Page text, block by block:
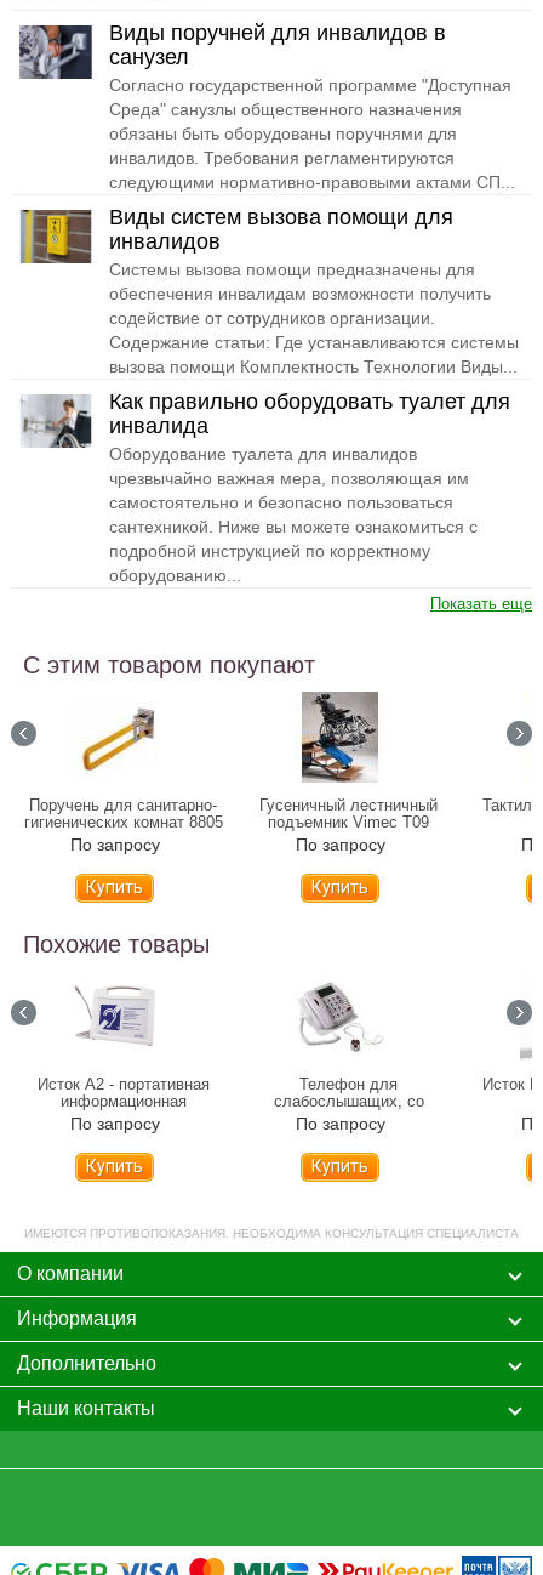
Виды поручней для инвалидов в
санузел
Согласно государственной программе "Доступная
Среда" санузлы общественного назначения
обязаны быть оборудованы поручнями для
инвалидов. Требования регламентируются
следующими нормативно-правовыми актами СП...
Виды систем вызова помощи для
инвалидов
Системы вызова помощи предназначены для
обеспечения инвалидам возможности получить
содействие от сотрудников организации.
Содержание статьи: Где устанавливаются системы
вызова помощи Комплектность Технологии Виды...
Как правильно оборудовать туалет для
инвалида
Оборудование туалета для инвалидов
чрезвычайно важная мера, позволяющая им
самостоятельно и безопасно пользоваться
сантехникой. Ниже вы можете ознакомиться с
подробной инструкцией по корректному
оборудованию...
Показать еще
С этим товаром покупают
Поручень для санитарно-
гигиенических комнат 8805
(откидной)
По запросу
Гусеничный лестничный
подъемник Vimec Т09
Roby P.P.P
По запросу
Похожие товары
Исток А2 - портативная
информационная
индукционная система для
слабослышащих
По запросу
Купить
Телефон для
слабослышащих, со
встроенной индукционной
системой
По запросу
Купить
Исток
ИМЕЮТСЯ ПРОТИВОПОКАЗАНИЯ. НЕОБХОДИМА КОНСУЛЬТАЦИЯ СПЕЦИАЛИСТА
О компании
Информация
Дополнительно
Наши контакты